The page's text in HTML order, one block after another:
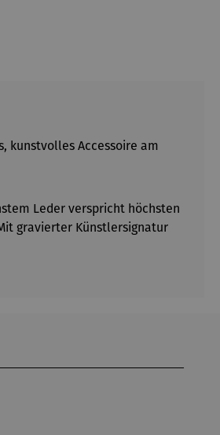
kunstvolles Accessoire am
Leder verspricht höchsten
gravierter Künstlersignatur